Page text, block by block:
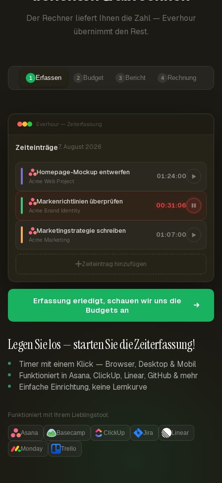
Der Rechner liefert Ihnen die Zahl — Everhour
übernimmt den Rest.
1 Erfassen 2 Budget 3 Bericht 4 Rechnung
Legen Sie los — starten Sie die Zeiterfassung!
Timer mit einem Klick — Browser, Desktop & Mobil
Funktioniert in Asana, ClickUp, Linear, GitHub & mehr
Einfache Einrichtung, keine Lernkurve
Funktioniert mit Ihrem Lieblingstool:
Asana Basecamp ClickUp Jira Linear
Monday Trello
Everhour — Zeiterfassung
Zeiteinträge7. August 2026
Homepage-Mockup entwerfen
Acme Web Project
01:24:00
Markenrichtlinien überprüfen
Acme Brand Identity
00:31:07
Marketingstrategie schreiben
Acme Marketing
01:07:00
Zeiteintrag hinzufügen
Erfassung erledigt, schauen wir uns die
Budgets an